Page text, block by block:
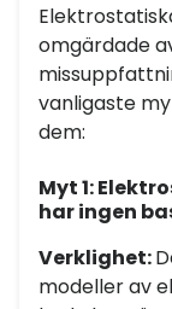
omgärdade
vanligaste
dem:
Myt 1:
har ingen
Verklighet:
modeller av